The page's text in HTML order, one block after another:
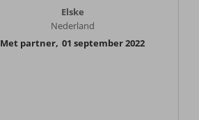
Elske
Nederland
Met partner, 01 september 2022